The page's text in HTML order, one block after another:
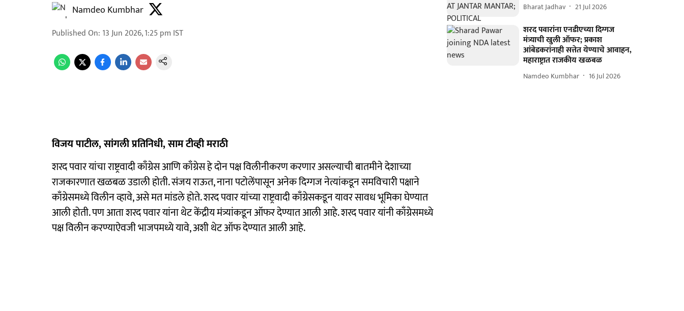
Namdeo Kumbhar
Published On: 13 Jun 2026, 1:25 pm IST
विजय पाटील, सांगली प्रतिनिधी, साम टीव्ही मराठी
शरद पवार यांचा राष्ट्रवादी काँग्रेस आणि काँग्रेस हे दोन पक्ष विलीनीकरण करणार असल्याची बातमीने देशाच्या
राजकारणात खळबळ उडाली होती. संजय राऊत, नाना पटोलेंपासून अनेक दिग्गज नेत्यांकडून समविचारी पक्षाने
काँग्रेसमध्ये विलीन व्हावे, असे मत मांडले होते. शरद पवार यांच्या राष्ट्रवादी काँग्रेसकडून यावर सावध भूमिका घेण्यात
आली होती. पण आता शरद पवार यांना थेट केंद्रीय मंत्र्यांकडून ऑफर देण्यात आली आहे. शरद पवार यांनी काँग्रेसमध्ये
पक्ष विलीन करण्याऐवजी भाजपमध्ये यावे, अशी थेट ऑफ देण्यात आली आहे.
Bharat Jadhav 21 Jul 2026
शरद पवारांना एनडीएच्या दिग्गज
मंत्र्याची खुली ऑफर; प्रकाश
आंबेडकरांनाही सत्तेत येण्याचे आवाहन,
महाराष्ट्रात राजकीय खळबळ
Namdeo Kumbhar 16 Jul 2026